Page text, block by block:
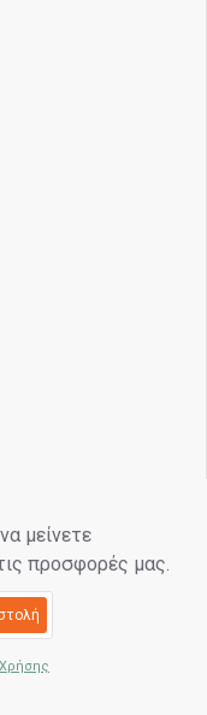
μείνετε
προσφορές μας.